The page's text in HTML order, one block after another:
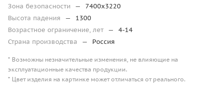
Зона безопасности
—
7400х3220
Высота падения
—
1300
Возрастное ограничение, лет —
4-14
Страна производства
— Россия
* Возможны незначительные изменения, не влияющие на
эксплуатационные качества продукции.
* Цвет изделия на картинке может отличаться от реального.